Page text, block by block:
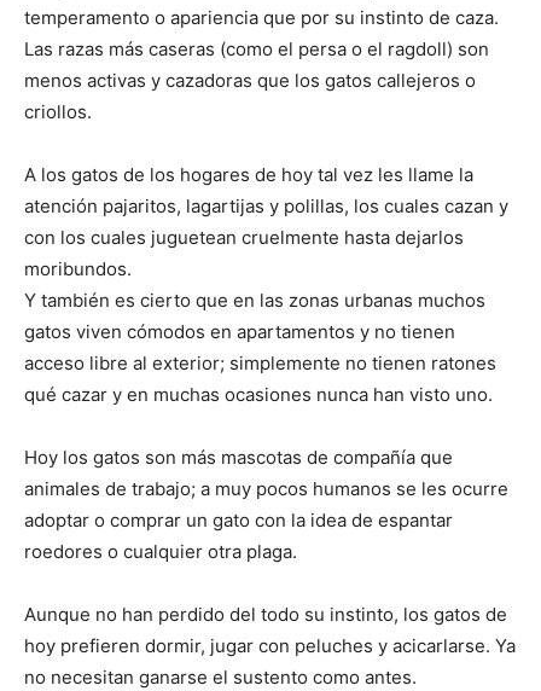
temperamento o apariencia que por su instinto de caza.
Las razas más caseras (como el persa o el ragdoll) son
menos activas y cazadoras que los gatos callejeros o
criollos.
A los gatos de los hogares de hoy tal vez les llame la
atención pajaritos, lagartijas y polillas, los cuales cazan y
con los cuales juguetean cruelmente hasta dejarlos
moribundos.
Y también es cierto que en las zonas urbanas muchos
gatos viven cómodos en apartamentos y no tienen
acceso libre al exterior; simplemente no tienen ratones
qué cazar y en muchas ocasiones nunca han visto uno.
Hoy los gatos son más mascotas de compañía que
animales de trabajo; a muy pocos humanos se les ocurre
adoptar o comprar un gato con la idea de espantar
roedores o cualquier otra plaga.
Aunque no han perdido del todo su instinto, los gatos de
hoy prefieren dormir, jugar con peluches y acicarlarse. Ya
no necesitan ganarse el sustento como antes.